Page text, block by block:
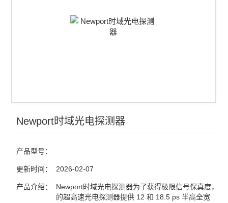
红外显示卡
激光能量计
激光功率计
Newport时域光电探测器
产品型号：
更新时间： 2026-02-07
产品介绍：
Newport时域光电探测器为了获得极限信号保真度，时
的超高速光电探测器提供 12 和 18.5 ps 半高全宽 （